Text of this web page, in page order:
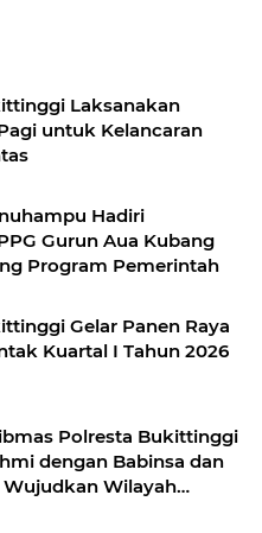
Laksanakan
untuk Kelancaran
Hadiri
Gurun Aua Kubang
Program Pemerintah
Gelar Panen Raya
Kuartal I Tahun 2026
Polresta Bukittinggi
dengan Babinsa dan
Wilayah